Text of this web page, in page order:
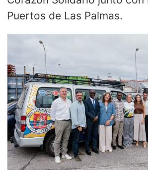
Puertos de Las Palmas.